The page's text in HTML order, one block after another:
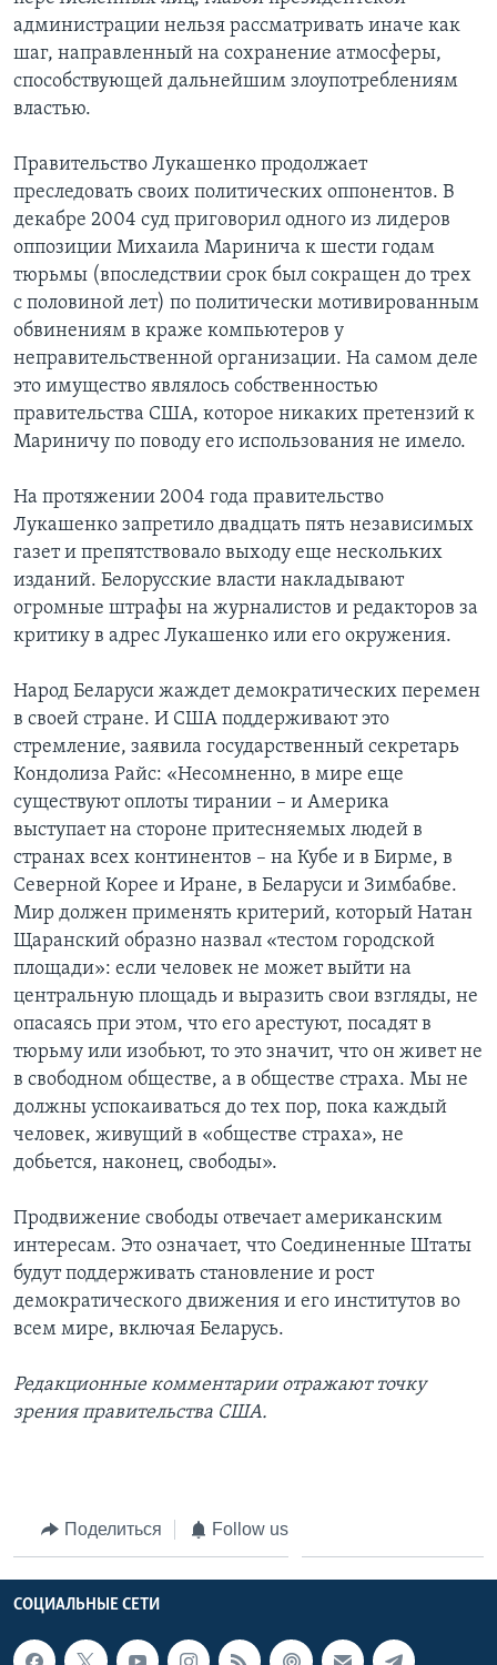
администрации нельзя рассматривать иначе как
шаг, направленный на сохранение атмосферы,
способствующей дальнейшим злоупотреблениям
властью.
Правительство Лукашенко продолжает
преследовать своих политических оппонентов. В
декабре 2004 суд приговорил одного из лидеров
оппозиции Михаила Маринича к шести годам
тюрьмы (впоследствии срок был сокращен до трех
с половиной лет) по политически мотивированным
обвинениям в краже компьютеров у
неправительственной организации. На самом деле
это имущество являлось собственностью
правительства США, которое никаких претензий к
Мариничу по поводу его использования не имело.
На протяжении 2004 года правительство
Лукашенко запретило двадцать пять независимых
газет и препятствовало выходу еще нескольких
изданий. Белорусские власти накладывают
огромные штрафы на журналистов и редакторов за
критику в адрес Лукашенко или его окружения.
Народ Беларуси жаждет демократических перемен
в своей стране. И США поддерживают это
стремление, заявила государственный секретарь
Кондолиза Райс: «Несомненно, в мире еще
существуют оплоты тирании – и Америка
выступает на стороне притесняемых людей в
странах всех континентов – на Кубе и в Бирме, в
Северной Корее и Иране, в Беларуси и Зимбабве.
Мир должен применять критерий, который Натан
Щаранский образно назвал «тестом городской
площади»: если человек не может выйти на
центральную площадь и выразить свои взгляды, не
опасаясь при этом, что его арестуют, посадят в
тюрьму или изобьют, то это значит, что он живет не
в свободном обществе, а в обществе страха. Мы не
должны успокаиваться до тех пор, пока каждый
человек, живущий в «обществе страха», не
добьется, наконец, свободы».
Продвижение свободы отвечает американским
интересам. Это означает, что Соединенные Штаты
будут поддерживать становление и рост
демократического движения и его институтов во
всем мире, включая Беларусь.
Редакционные комментарии отражают точку
зрения правительства США.
Поделиться Follow us
СОЦИАЛЬНЫЕ СЕТИ